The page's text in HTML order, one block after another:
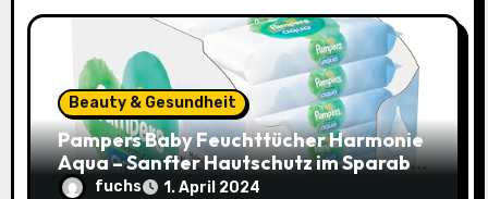
Beauty & Gesundheit
Pampers Baby Feuchttücher Harmonie
Aqua – Sanfter Hautschutz im Sparabo
für nur 25,44€ (15% Rabatt)
fuchs 1. April 2024